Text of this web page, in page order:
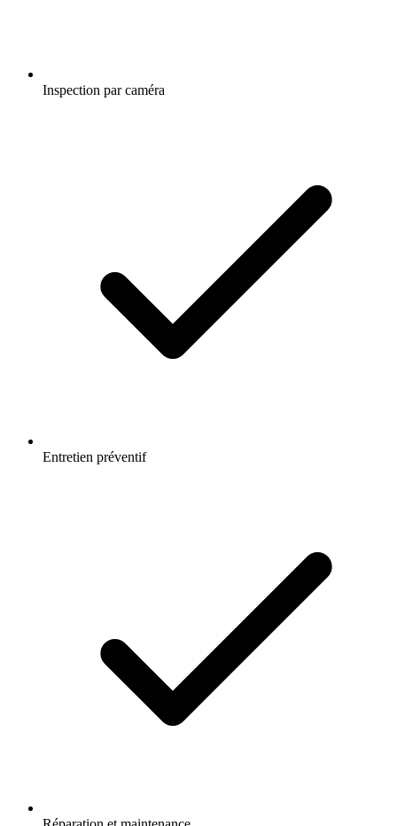
Inspection par caméra
Entretien préventif